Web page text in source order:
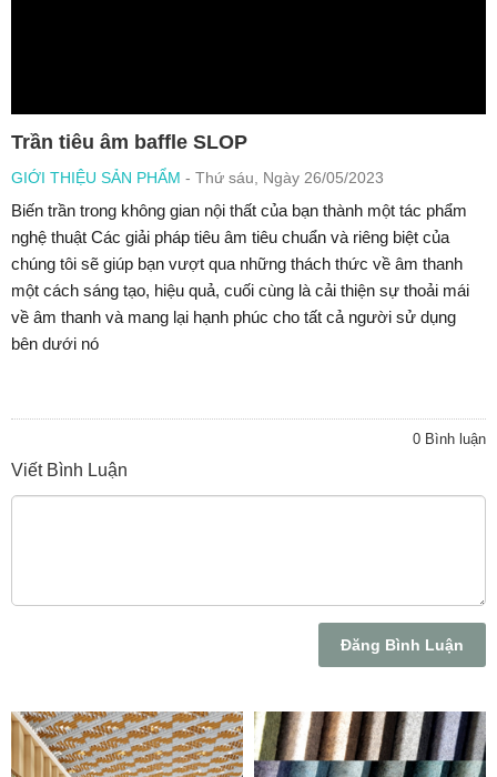
Trần tiêu âm baffle SLOP
GIỚI THIỆU SẢN PHẨM - Thứ sáu, Ngày 26/05/2023
Biến trần trong không gian nội thất của bạn thành một tác phẩm
nghệ thuật Các giải pháp tiêu âm tiêu chuẩn và riêng biệt của
chúng tôi sẽ giúp bạn vượt qua những thách thức về âm thanh
một cách sáng tạo, hiệu quả, cuối cùng là cải thiện sự thoải mái
về âm thanh và mang lại hạnh phúc cho tất cả người sử dụng
bên dưới nó
0 Bình luận
Viết Bình Luận
Đăng Bình Luận